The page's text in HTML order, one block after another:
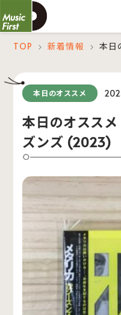
TOP ＞ 新着情報 ＞ 本日
本日のオススメ
本日のオスス
ズンズ (2023)